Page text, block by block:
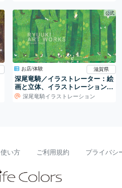
公式
お店/体験 滋賀県
深尾竜騎／イラストレーター：絵
画と立体、イラストレーションの
世界深尾竜騎イラストレーション
使い方 ご利用規約 プライバシ